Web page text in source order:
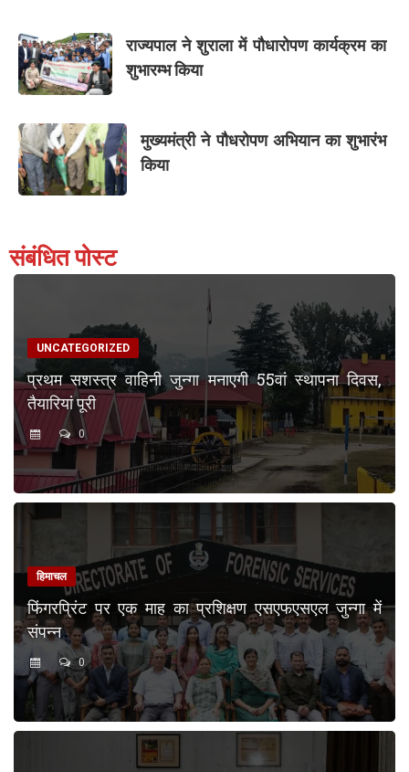
राज्यपाल ने शुराला में पौधारोपण कार्यक्रम का
शुभारम्भ किया
मुख्यमंत्री ने पौधरोपण अभियान का शुभारंभ
किया
संबंधित पोस्ट
UNCATEGORIZED
प्रथम सशस्त्र वाहिनी जुन्गा मनाएगी 55वां स्थापना दिवस,
तैयारियां पूरी
0
हिमाचल
फिंगरप्रिंट पर एक माह का प्रशिक्षण एसएफएसएल जुन्गा में
संपन्न
0